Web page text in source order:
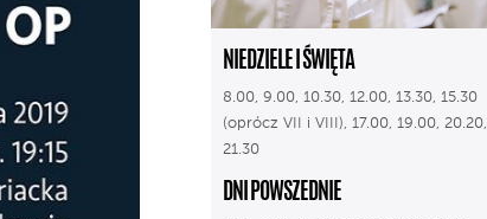
NIEDZIELE I ŚWIĘTA
8.00, 9.00, 10.30, 12.00, 13.30, 15.30
(oprócz VII i VIII), 17.00, 19.00, 20.20,
21.30
DNI POWSZEDNIE